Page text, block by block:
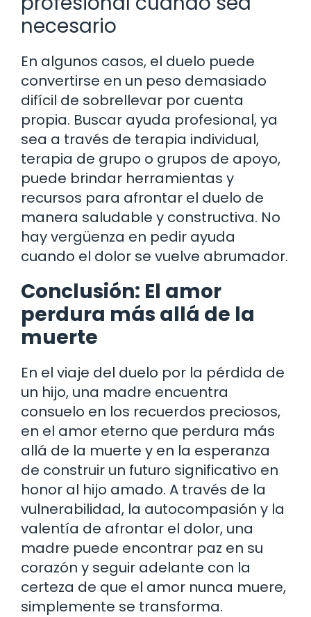
necesario
En algunos casos, el duelo puede
convertirse en un peso demasiado
difícil de sobrellevar por cuenta
propia. Buscar ayuda profesional, ya
sea a través de terapia individual,
terapia de grupo o grupos de apoyo,
puede brindar herramientas y
recursos para afrontar el duelo de
manera saludable y constructiva. No
hay vergüenza en pedir ayuda
cuando el dolor se vuelve abrumador.
Conclusión: El amor
perdura más allá de la
muerte
En el viaje del duelo por la pérdida de
un hijo, una madre encuentra
consuelo en los recuerdos preciosos,
en el amor eterno que perdura más
allá de la muerte y en la esperanza
de construir un futuro significativo en
honor al hijo amado. A través de la
vulnerabilidad, la autocompasión y la
valentía de afrontar el dolor, una
madre puede encontrar paz en su
corazón y seguir adelante con la
certeza de que el amor nunca muere,
simplemente se transforma.